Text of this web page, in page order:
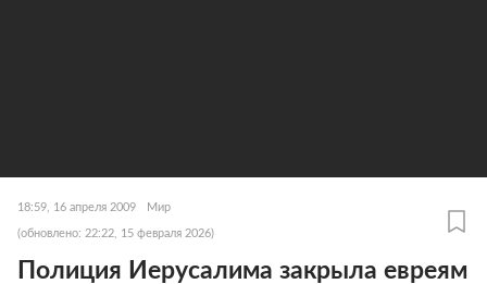
18:59, 16 апреля 2009 Мир
(обновлено: 22:22, 15 февраля 2026)
Полиция Иерусалима закрыла евреям